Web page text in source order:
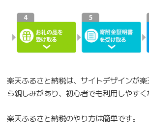
楽天ふるさと納税は、サイトデザインが
ら親しみがあり、初心者でも利用しやすく
楽天ふるさと納税のやり方は簡単です。